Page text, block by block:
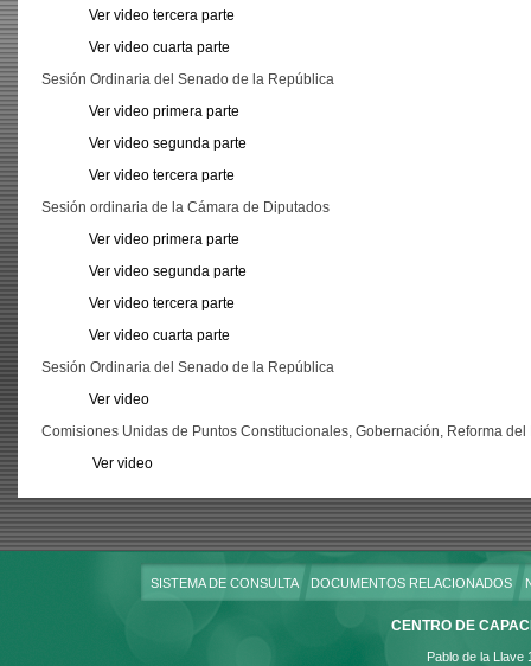
Ver video tercera parte
Ver video cuarta parte
Sesión Ordinaria del Senado de la República
Ver video primera parte
Ver video segunda parte
Ver video tercera parte
Sesión ordinaria de la Cámara de Diputados
Ver video primera parte
Ver video segunda parte
Ver video tercera parte
Ver video cuarta parte
Sesión Ordinaria del Senado de la República
Ver video
Comisiones Unidas de Puntos Constitucionales, Gobernación, Reforma
Ver video
SISTEMA DE CONSULTA DOCUMENTOS RELACIONADOS
CENTRO DE
Pablo de la Llave